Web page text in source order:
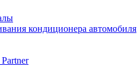
кондиционера автомобиля